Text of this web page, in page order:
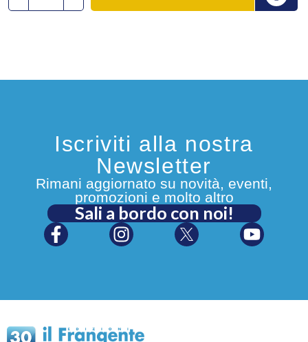
Iscriviti alla nostra
Newsletter
Rimani aggiornato su novità, eventi,
promozioni e molto altro
Sali a bordo con noi!